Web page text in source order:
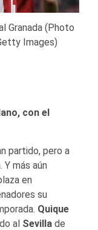
Granada (Photo
Images)
con el
partido, pero a
más aún
en
su
Quique
al Sevilla de